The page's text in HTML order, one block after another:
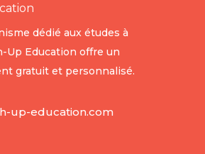
dédié aux études à
Up Education offre un
gratuit et personnalisé.
up-education.com